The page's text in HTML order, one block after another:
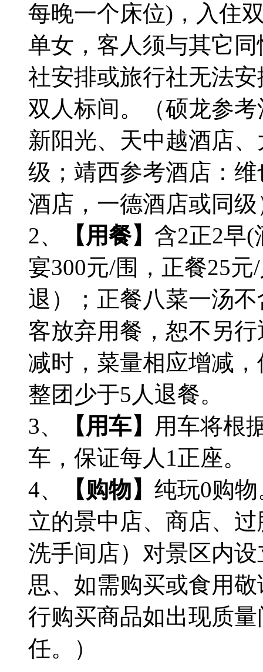
每晚一个床位)，入住
单女，客人须与其它
社安排或旅行社无法
双人标间。（硕龙参
新阳光、天中越酒店
级；靖西参考酒店：
酒店，一德酒店或同级
2、
【用餐】 含2正2早
宴300元/围，正餐25
退）；正餐八菜一汤
客放弃用餐，恕不另
减时，菜量相应增减
整团少于5人退餐。
3、
【用车】 用车将根
车，保证每人1正座。
4、
【购物】 纯玩0购
立的景中店、商店、
洗手间店）对景区内
思、如需购买或食用
行购买商品如出现质
任。）